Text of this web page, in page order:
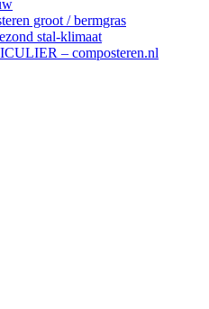
groot / bermgras
stal-klimaat
– composteren.nl